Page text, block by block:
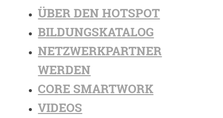
ÜBER DEN HOTSPOT
BILDUNGSKATALOG
NETZWERKPARTNER
WERDEN
CORE SMARTWORK
VIDEOS